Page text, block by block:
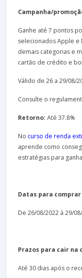
Campanha/
Ganhe até 7 pontos
selecionados Apple
demais categorias e
cartão de crédito e
Válido de 26 a 29/08/
Consulte o
Retorno: Até 37.8%
No curso de renda
aprende como
estratégias para
Datas para
De 26/08/2022 à 29/
Prazos para cair na
Até 30 dias após o